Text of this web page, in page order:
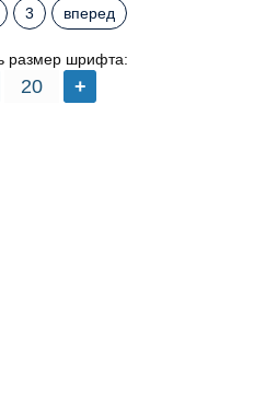
3 вперед
размер шрифта: